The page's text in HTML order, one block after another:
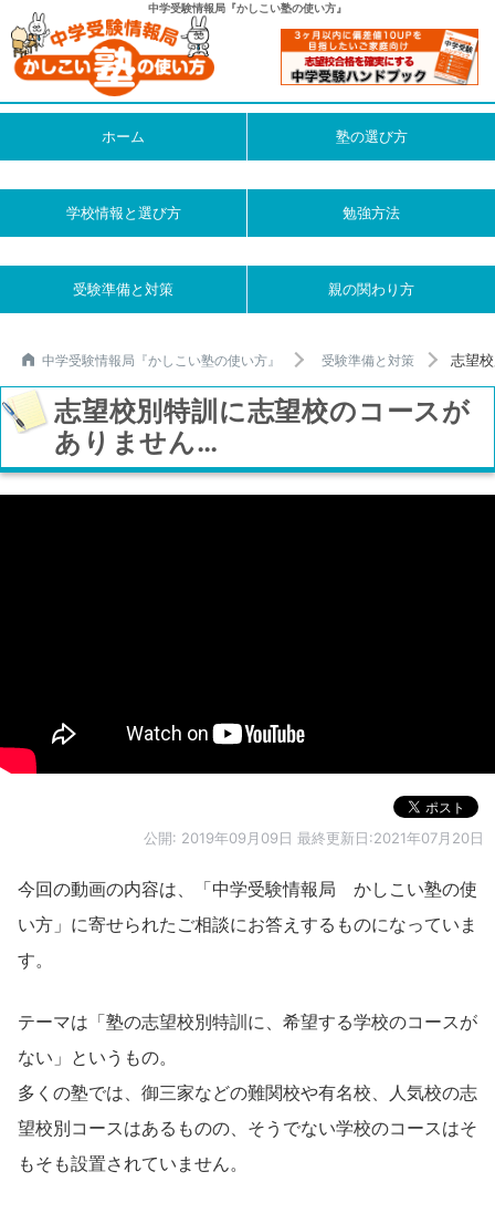
中学受験情報局『かしこい塾の使い方』
ホーム 塾の選び方
学校情報と選び方 勉強方法
受験準備と対策 親の関わり方
中学受験情報局『かしこい塾の使い方』 受験準備と対策 志望
志望校別特訓に志望校のコースが
ありません…
公開: 2019年09月09日 最終更新日:2021年07月20日
今回の動画の内容は、「中学受験情報局 かしこい塾の使
い方」に寄せられたご相談にお答えするものになっていま
す。
テーマは「塾の志望校別特訓に、希望する学校のコースが
ない」というもの。
多くの塾では、御三家などの難関校や有名校、人気校の志
望校別コースはあるものの、そうでない学校のコースはそ
もそも設置されていません。